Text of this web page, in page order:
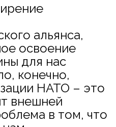
альянса,
освоение
для нас
конечно,
НАТО – это
внешней
в том, что